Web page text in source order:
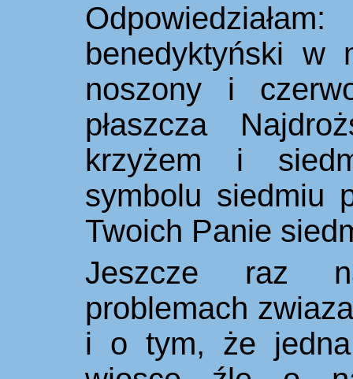
benedyktyński w
noszony i
płaszcza
krzyżem i
symbolu siedmiu
Twoich Panie
Jeszcze raz
problemach
i o tym, że